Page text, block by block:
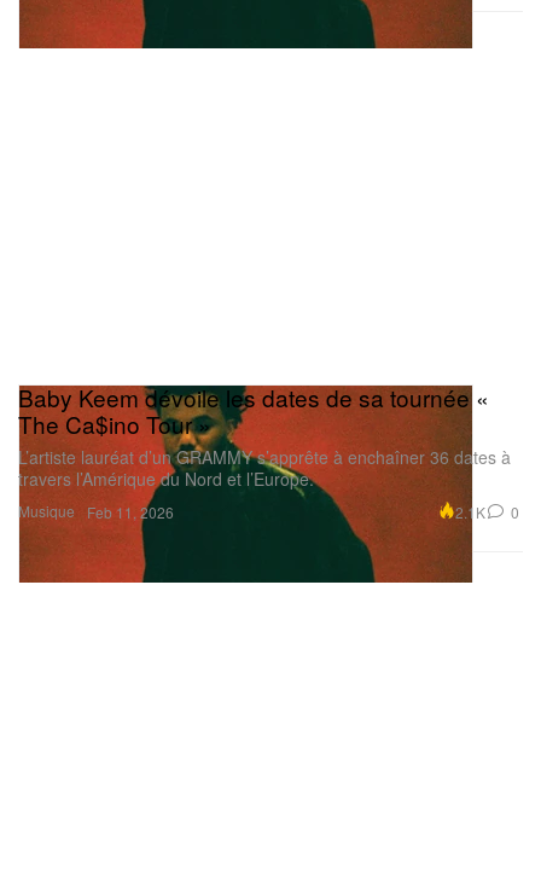
Musique
Baby Keem dévoile les dates de sa tournée «
The Ca$ino Tour »
L’artiste lauréat d’un GRAMMY s’apprête à enchaîner 36 dates à
travers l’Amérique du Nord et l’Europe.
Feb 11, 2026 2.1K 0